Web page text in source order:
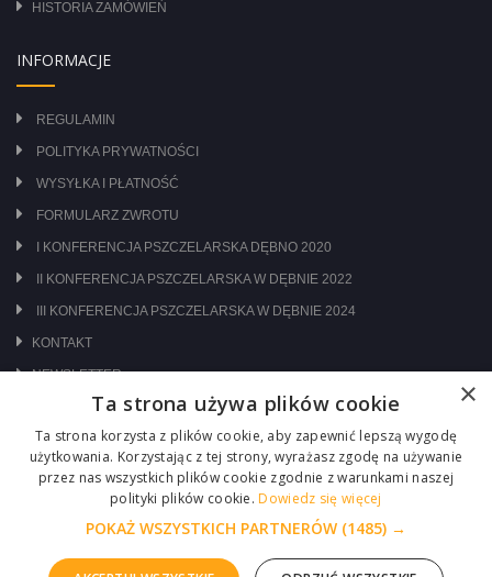
HISTORIA ZAMÓWIEŃ
INFORMACJE
REGULAMIN
POLITYKA PRYWATNOŚCI
WYSYŁKA I PŁATNOŚĆ
FORMULARZ ZWROTU
I KONFERENCJA PSZCZELARSKA DĘBNO 2020
II KONFERENCJA PSZCZELARSKA W DĘBNIE 2022
III KONFERENCJA PSZCZELARSKA W DĘBNIE 2024
KONTAKT
NEWSLETTER
ODWIEDŹ NAS NA:
×
Ta strona używa plików cookie
Ta strona korzysta z plików cookie, aby zapewnić lepszą wygodę
użytkowania. Korzystając z tej strony, wyrażasz zgodę na używanie
przez nas wszystkich plików cookie zgodnie z warunkami naszej
polityki plików cookie. Dowiedz się więcej
POKAŻ WSZYSTKICH PARTNERÓW (1485) →